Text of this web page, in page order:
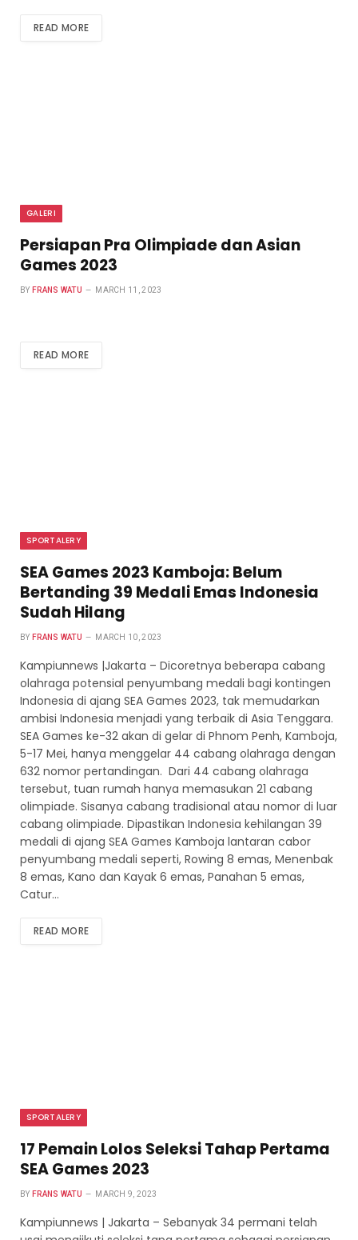
READ MORE
GALERI
Persiapan Pra Olimpiade dan Asian
Games 2023
BY FRANS WATU MARCH 11, 2023
READ MORE
SPORTALERY
SEA Games 2023 Kamboja: Belum
Bertanding 39 Medali Emas Indonesia
Sudah Hilang
BY FRANS WATU MARCH 10, 2023
Kampiunnews |Jakarta – Dicoretnya beberapa cabang
olahraga potensial penyumbang medali bagi kontingen
Indonesia di ajang SEA Games 2023, tak memudarkan
ambisi Indonesia menjadi yang terbaik di Asia Tenggara.
SEA Games ke-32 akan di gelar di Phnom Penh, Kamboja,
5-17 Mei, hanya menggelar 44 cabang olahraga dengan
632 nomor pertandingan. Dari 44 cabang olahraga
tersebut, tuan rumah hanya memasukan 21 cabang
olimpiade. Sisanya cabang tradisional atau nomor di luar
cabang olimpiade. Dipastikan Indonesia kehilangan 39
medali di ajang SEA Games Kamboja lantaran cabor
penyumbang medali seperti, Rowing 8 emas, Menenbak
8 emas, Kano dan Kayak 6 emas, Panahan 5 emas,
Catur…
READ MORE
SPORTALERY
17 Pemain Lolos Seleksi Tahap Pertama
SEA Games 2023
BY FRANS WATU MARCH 9, 2023
Kampiunnews | Jakarta – Sebanyak 34 permani telah